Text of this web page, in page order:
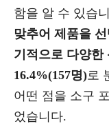
함을 알 수 있습
맞추어 제품을 선
기적으로 다양한
16.4%(157명)로
어떤 점을 소구
었습니다.